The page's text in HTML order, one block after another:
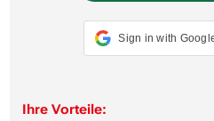
Sign in with
Ihre Vorteile: